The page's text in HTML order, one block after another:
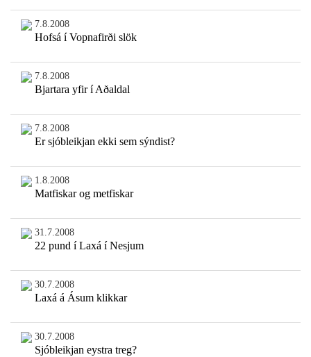
7.8.2008
Hofsá í Vopnafirði slök
7.8.2008
Bjartara yfir í Aðaldal
7.8.2008
Er sjóbleikjan ekki sem sýndist?
1.8.2008
Matfiskar og metfiskar
31.7.2008
22 pund í Laxá í Nesjum
30.7.2008
Laxá á Ásum klikkar
30.7.2008
Sjóbleikjan eystra treg?